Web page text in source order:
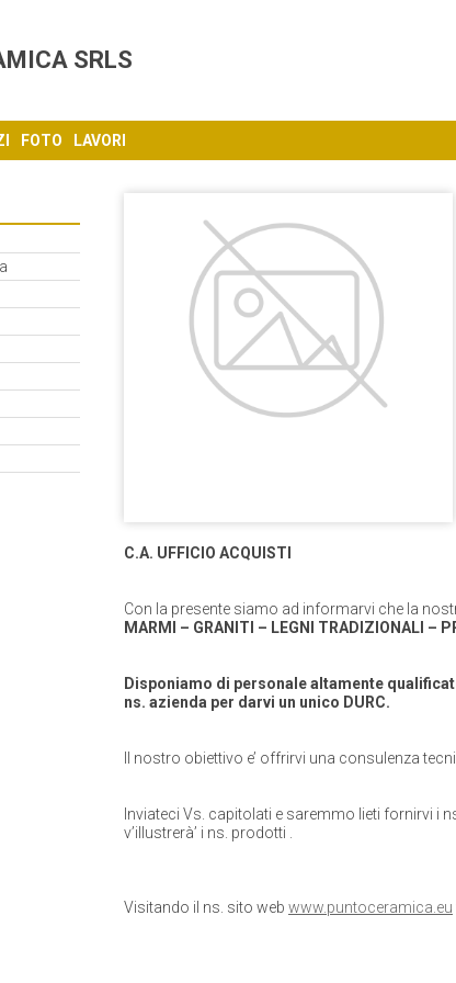
SRLS
FOTO LAVORI
C.A. UFFICIO ACQUISTI
Con la presente siamo ad informarvi che la
MARMI – GRANITI – LEGNI TRADIZIONALI –
Disponiamo di personale altamente
ns. azienda per darvi un unico DURC.
Il nostro obiettivo e’ offrirvi una consulenza
Inviateci Vs. capitolati e saremmo lieti fornirvi i
v’illustrerà’ i ns. prodotti .
Visitando il ns. sito web www.puntoceramica.eu